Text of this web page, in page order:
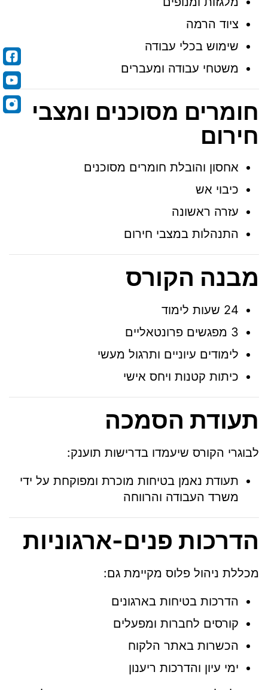
ציוד הרמה
שימוש בכלי עבודה
משטחי עבודה ומעברים
חומרים מסוכנים ומצבי
חירום
אחסון והובלת חומרים מסוכנים
כיבוי אש
עזרה ראשונה
התנהלות במצבי חירום
מבנה הקורס
24 שעות לימוד
3 מפגשים פרונטאליים
לימודים עיוניים ותרגול מעשי
כיתות קטנות ויחס אישי
תעודת הסמכה
לבוגרי הקורס שיעמדו בדרישות תוענק:
תעודת נאמן בטיחות מוכרת ומפוקחת על ידי
משרד העבודה והרווחה
הדרכות פנים-ארגוניות
מכללת ניהול פלוס מקיימת גם:
הדרכות בטיחות בארגונים
קורסים לחברות ומפעלים
הכשרות באתר הלקוח
ימי עיון והדרכות ריענון